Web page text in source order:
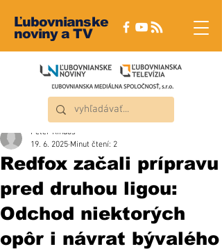
Ľubovnianske
noviny a TV
Redfox začali prípravu
pred druhou ligou:
Odchod niektorých
opôr i návrat bývalého
Peter Rindoš
19. 6. 2025 Minut čtení: 2